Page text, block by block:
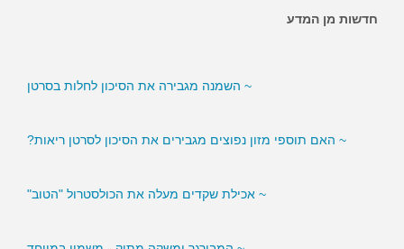
חדשות מן המדע
~ האם ממתיקים מלאכותיים מגבירים את הסיכון לסוכרת?
~ השמנה מגבירה את הסיכון לחלות בסרטן
~ האם תוספי מזון נפוצים מגבירים את הסיכון לסרטן ריאות?
~ אכילת שקדים מעלה את הכולסטרול "הטוב"